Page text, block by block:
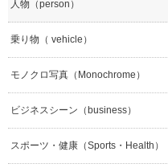
人物（person）
乗り物（ vehicle）
モノクロ写真（Monochrome）
ビジネスシーン（business）
スポーツ・健康（Sports・Health）